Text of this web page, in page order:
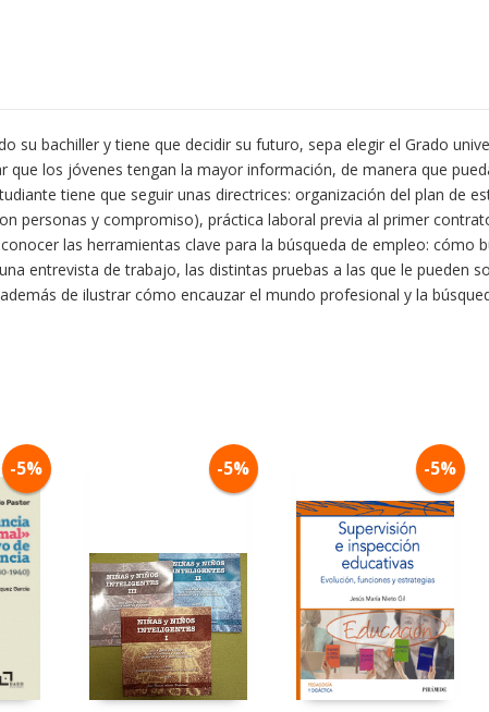
su bachiller y tiene que decidir su futuro, sepa elegir el Grado
que los jóvenes tengan la mayor información, de manera que
tiene que seguir unas directrices: organización del plan de
personas y compromiso), práctica laboral previa al primer
las herramientas clave para la búsqueda de empleo: cómo
entrevista de trabajo, las distintas pruebas a las que le pueden
de ilustrar cómo encauzar el mundo profesional y la
-5% -5% -5%